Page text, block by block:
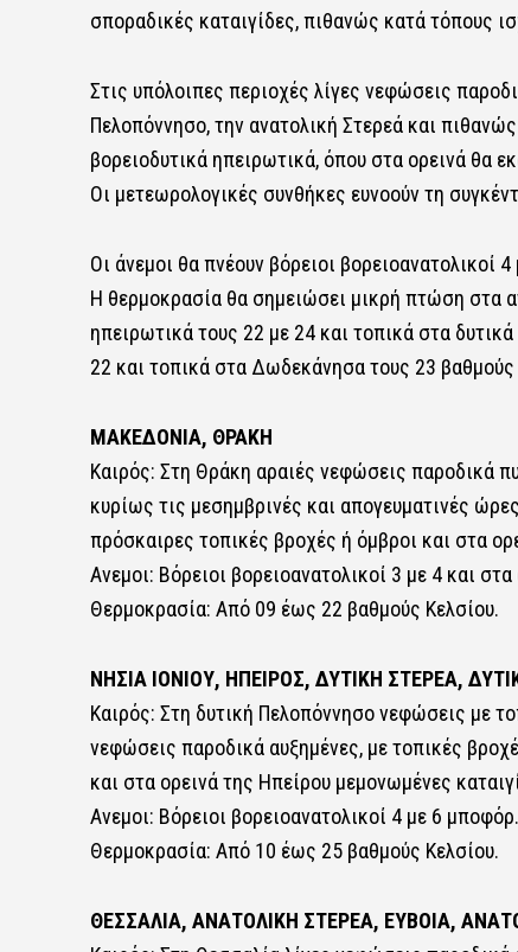
σποραδικές καταιγίδες, πιθανώς κατά τόπους
Στις υπόλοιπες περιοχές λίγες νεφώσεις
Πελοπόννησο, την ανατολική Στερεά και
βορειοδυτικά ηπειρωτικά, όπου στα ορεινά θα
Οι μετεωρολογικές συνθήκες ευνοούν τη
Οι άνεμοι θα πνέουν βόρειοι βορειοανατολικοί
Η θερμοκρασία θα σημειώσει μικρή πτώση στα
ηπειρωτικά τους 22 με 24 και τοπικά στα
22 και τοπικά στα Δωδεκάνησα τους 23 βαθμούς
ΜΑΚΕΔΟΝΙΑ, ΘΡΑΚΗ
Καιρός: Στη Θράκη αραιές νεφώσεις παροδικά
κυρίως τις μεσημβρινές και απογευματινές
πρόσκαιρες τοπικές βροχές ή όμβροι και στα
Ανεμοι: Βόρειοι βορειοανατολικοί 3 με 4 και
Θερμοκρασία: Από 09 έως 22 βαθμούς Κελσίου.
ΝΗΣΙΑ ΙΟΝΙΟΥ, ΗΠΕΙΡΟΣ, ΔΥΤΙΚΗ ΣΤΕΡΕΑ,
Καιρός: Στη δυτική Πελοπόννησο νεφώσεις με
νεφώσεις παροδικά αυξημένες, με τoπικές
και στα ορεινά της Ηπείρου μεμονωμένες
Ανεμοι: Βόρειοι βορειοανατολικοί 4 με 6 μποφόρ.
Θερμοκρασία: Από 10 έως 25 βαθμούς Κελσίου.
ΘΕΣΣΑΛΙΑ, ΑΝΑΤΟΛΙΚΗ ΣΤΕΡΕΑ, ΕΥΒΟΙΑ,